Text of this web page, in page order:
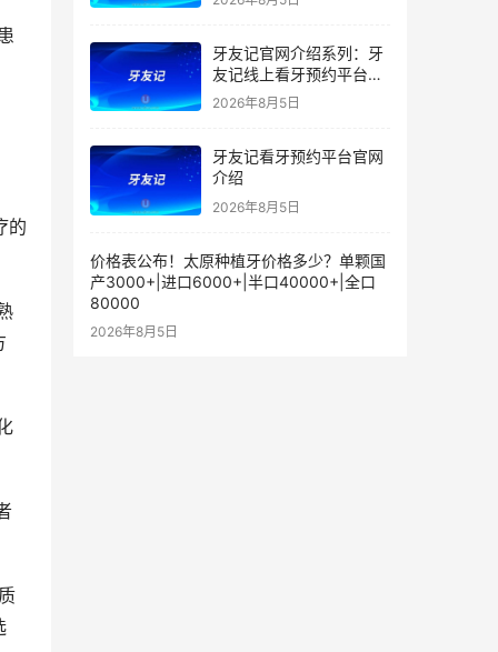
牙友记官网介绍系列：牙
友记线上看牙预约平台的
优势在哪里？
2026年8月5日
牙友记看牙预约平台官网
介绍
2026年8月5日
价格表公布！太原种植牙价格多少？单颗国
产3000+|进口6000+|半口40000+|全口
80000
2026年8月5日